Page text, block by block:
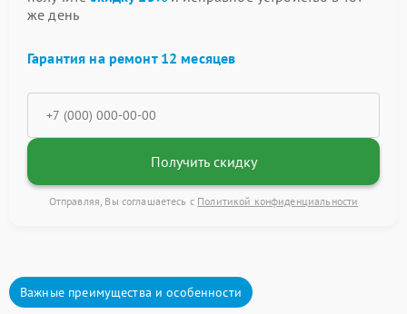
же день
Гарантия на ремонт 12 месяцев
Получить скидку
Отправляя, Вы соглашаетесь с Политикой конфиденциальности
Важные преимущества и особенности